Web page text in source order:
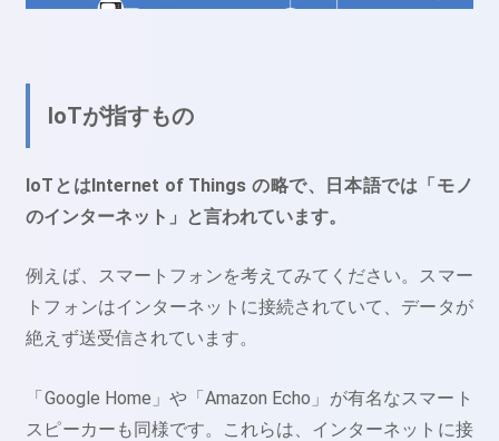
IoTが指すもの
IoTとはInternet of Things の略で、日本語では「モノ
のインターネット」と言われています。
例えば、スマートフォンを考えてみてください。スマー
トフォンはインターネットに接続されていて、データが
絶えず送受信されています。
「Google Home」や「Amazon Echo」が有名なスマート
スピーカーも同様です。これらは、インターネットに接